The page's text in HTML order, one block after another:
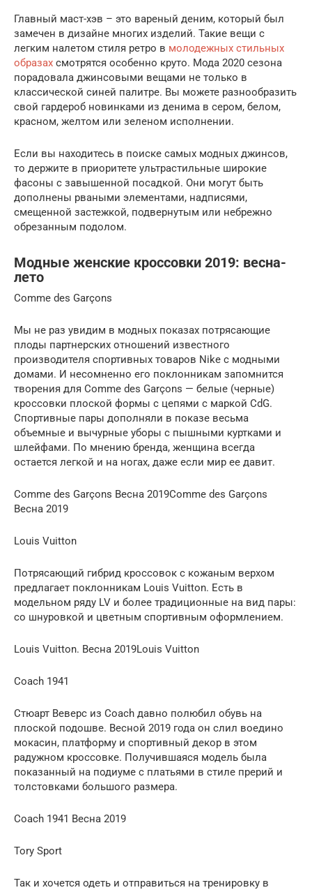
Главный маст-хэв – это вареный деним, который был
замечен в дизайне многих изделий. Такие вещи с
легким налетом стиля ретро в молодежных стильных
образах смотрятся особенно круто. Мода 2020 сезона
порадовала джинсовыми вещами не только в
классической синей палитре. Вы можете разнообразить
свой гардероб новинками из денима в сером, белом,
красном, желтом или зеленом исполнении.
Если вы находитесь в поиске самых модных джинсов,
то держите в приоритете ультрастильные широкие
фасоны с завышенной посадкой. Они могут быть
дополнены рваными элементами, надписями,
смещенной застежкой, подвернутым или небрежно
обрезанным подолом.
Модные женские кроссовки 2019: весна-
лето
Comme des Garçons
Мы не раз увидим в модных показах потрясающие
плоды партнерских отношений известного
производителя спортивных товаров Nike с модными
домами. И несомненно его поклонникам запомнится
творения для Comme des Garçons — белые (черные)
кроссовки плоской формы с цепями с маркой CdG.
Спортивные пары дополняли в показе весьма
объемные и вычурные уборы с пышными куртками и
шлейфами. По мнению бренда, женщина всегда
остается легкой и на ногах, даже если мир ее давит.
Comme des Garçons Весна 2019Comme des Garçons
Весна 2019
Louis Vuitton
Потрясающий гибрид кроссовок с кожаным верхом
предлагает поклонникам Louis Vuitton. Есть в
модельном ряду LV и более традиционные на вид пары:
со шнуровкой и цветным спортивным оформлением.
Louis Vuitton. Весна 2019Louis Vuitton
Coach 1941
Стюарт Веверс из Coach давно полюбил обувь на
плоской подошве. Весной 2019 года он слил воедино
мокасин, платформу и спортивный декор в этом
радужном кроссовке. Получившаяся модель была
показанный на подиуме с платьями в стиле прерий и
толстовками большого размера.
Coach 1941 Весна 2019
Tory Sport
Так и хочется одеть и отправиться на тренировку в